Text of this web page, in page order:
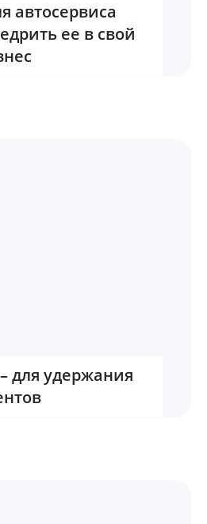
автосервиса
ее в свой
для удержания